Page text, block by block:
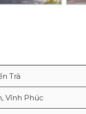
Trà
Vĩnh Phúc